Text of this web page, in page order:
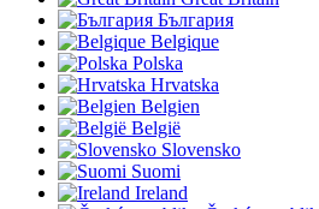
България
Belgique
Polska
Hrvatska
Belgien
België
Slovensko
Suomi
Ireland